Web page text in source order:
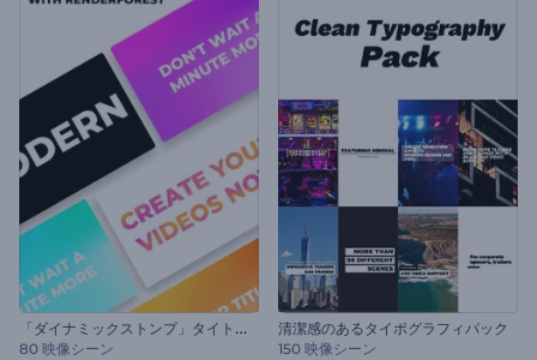
「
ダイナミックストンプ」タイトル・セット
80 映像シーン
清潔感のあるタイポグラフィパック
150 映像シーン